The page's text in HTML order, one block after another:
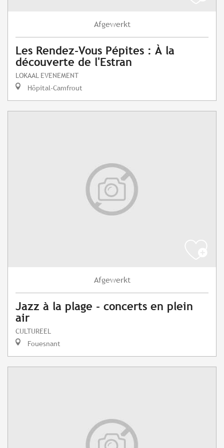
Afgewerkt
Les Rendez-Vous Pépites : À la
découverte de l'Estran
LOKAAL EVENEMENT
Hôpital-Camfrout
Afgewerkt
Jazz à la plage - concerts en plein
air
CULTUREEL
Fouesnant